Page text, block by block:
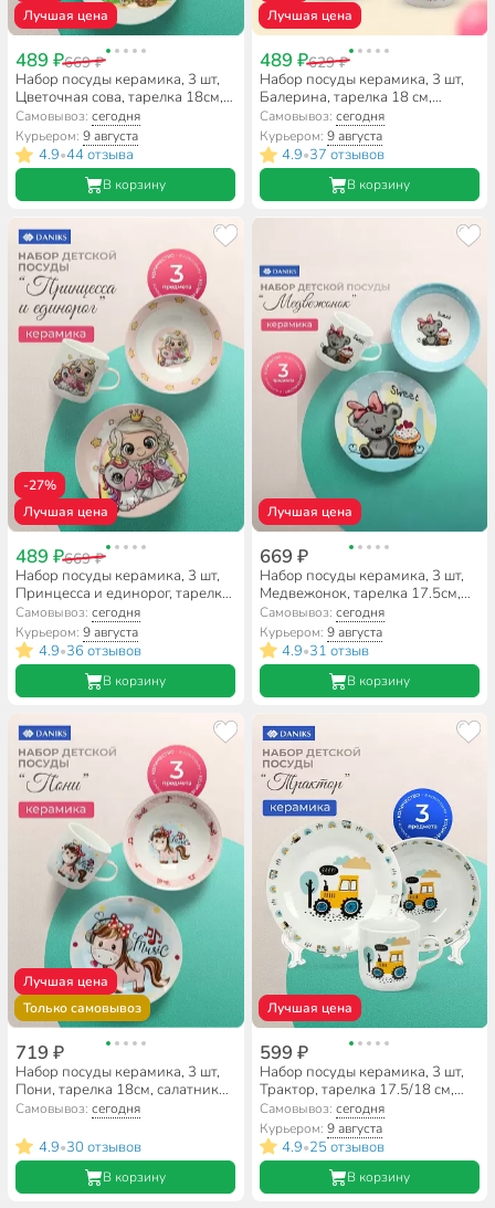
Лучшая цена
489 ₽669 ₽
Набор посуды керамика, 3 шт,
Цветочная сова, тарелка 18см,
салатник 15см/350мл, кружка
230мл, Daniks, C640
Самовывоз:сегодня
Курьером:9 августа
4.9•44 отзыва
В корзину
Лучшая цена
489 ₽629 ₽
Набор посуды керамика, 3 шт,
Балерина, тарелка 18 см,
салатник 15 см, кружка 230 мл,
Daniks, C835
Самовывоз: сегодня
Курьером: 9 августа
4.9•37 отзывов
В корзину
-27%
Лучшая цена
489 ₽669 ₽
Набор посуды керамика, 3 шт,
Принцесса и единорог, тарелка
17.5/18 см, салатник 15 см,
кружка 230 мл, Daniks
Самовывоз:сегодня
Курьером:9 августа
4.9•36 отзывов
В корзину
Лучшая цена
669 ₽
Набор посуды керамика, 3 шт,
Медвежонок, тарелка 17.5см,
салатник 15см/350мл, кружка
230мл, Daniks, C524
Самовывоз: сегодня
Курьером: 9 августа
4.9•31 отзыв
В корзину
Лучшая цена
Только самовывоз
719 ₽
Набор посуды керамика, 3 шт,
Пони, тарелка 18см, салатник
15см/350мл, кружка 230мл,
Daniks, C589
Самовывоз:сегодня
4.9•30 отзывов
В корзину
Лучшая цена
599 ₽
Набор посуды керамика, 3 шт,
Трактор, тарелка 17.5/18 см,
салатник 15 см, кружка 230 мл,
Daniks
Самовывоз: сегодня
Курьером: 9 августа
4.9•25 отзывов
В корзину